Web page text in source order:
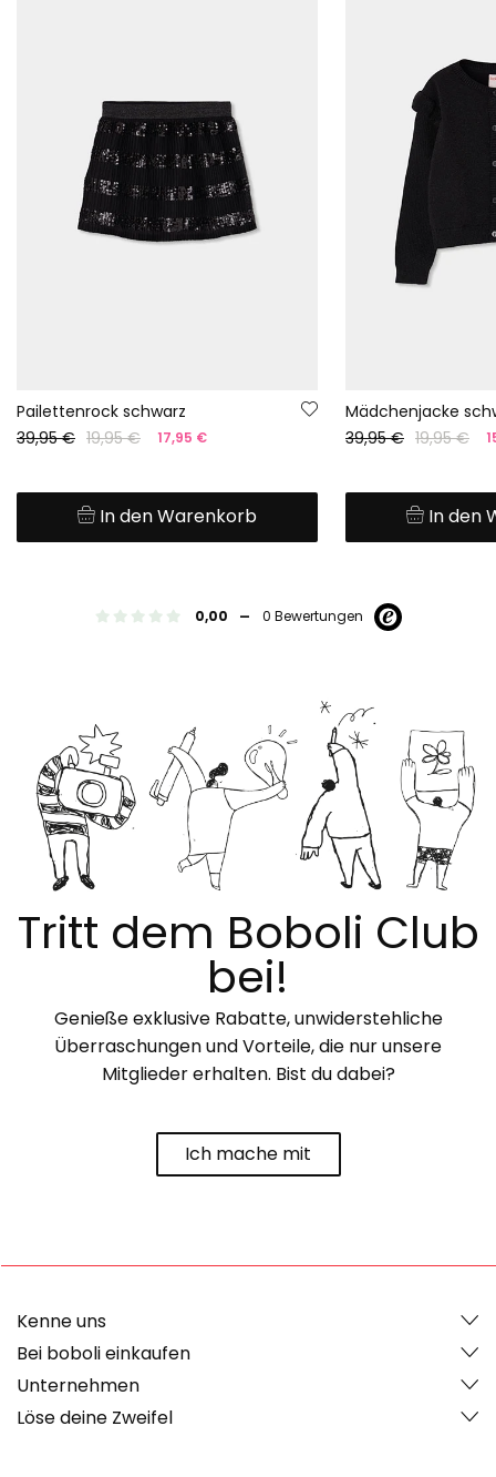
Pailettenrock schwarz
39,95 € 19,95 € 17,95 €
In den Warenkorb
Mädchenjacke
39,95 € 19,95 €
In den
0,00 - 0 Bewertungen
Tritt dem Boboli Club
bei!
Genieße exklusive Rabatte, unwiderstehliche
Überraschungen und Vorteile, die nur unsere
Mitglieder erhalten. Bist du dabei?
Ich mache mit
Kenne uns
Bei boboli einkaufen
Unternehmen
Löse deine Zweifel